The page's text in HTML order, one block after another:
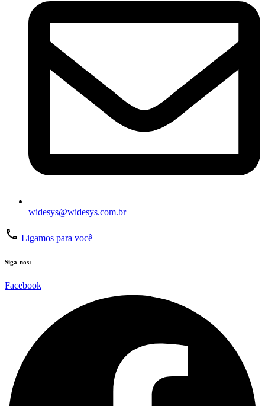
widesys@widesys.com.br
Ligamos para você
Siga-nos:
Facebook